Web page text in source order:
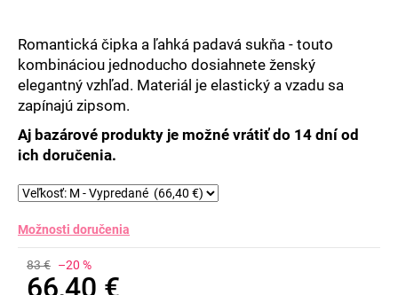
Romantická čipka a ľahká padavá sukňa - touto
kombináciou jednoducho dosiahnete ženský
elegantný vzhľad. Materiál je elastický a vzadu sa
zapínajú zipsom.
Aj bazárové produkty je možné vrátiť do 14 dní od
ich doručenia.
Možnosti doručenia
83 € –20 %
66,40 €